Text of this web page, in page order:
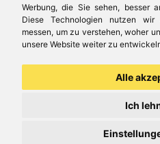
Werbung, die Sie sehen, besser
Diese Technologien nutzen wir
messen, um zu verstehen, woher
unsere Website weiter zu
Alle
Ich
Es gibt uns auch in
© Aduis